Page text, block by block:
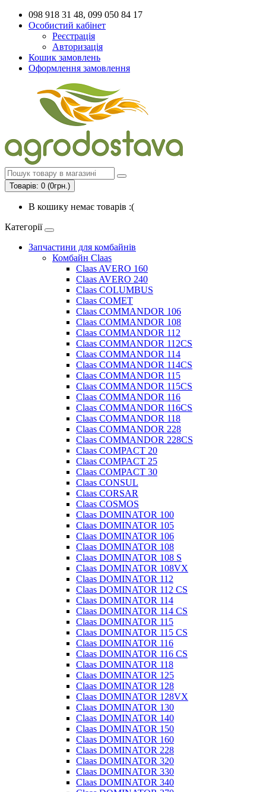
098 918 31 48, 099 050 84 17
Особистий кабінет
Реєстрація
Авторизація
Кошик замовлень
Оформлення замовлення
Товарів: 0 (0грн.)
В кошику немає товарів :(
Категорії
Запчастини для комбайнів
Комбайн Claas
Claas AVERO 160
Claas AVERO 240
Claas COLUMBUS
Claas COMET
Claas COMMANDOR 106
Claas COMMANDOR 108
Claas COMMANDOR 112
Claas COMMANDOR 112CS
Claas COMMANDOR 114
Claas COMMANDOR 114CS
Claas COMMANDOR 115
Claas COMMANDOR 115CS
Claas COMMANDOR 116
Claas COMMANDOR 116CS
Claas COMMANDOR 118
Claas COMMANDOR 228
Claas COMMANDOR 228CS
Claas COMPACT 20
Claas COMPACT 25
Claas COMPACT 30
Claas CONSUL
Claas CORSAR
Claas COSMOS
Claas DOMINATOR 100
Claas DOMINATOR 105
Claas DOMINATOR 106
Claas DOMINATOR 108
Claas DOMINATOR 108 S
Claas DOMINATOR 108VX
Claas DOMINATOR 112
Claas DOMINATOR 112 CS
Claas DOMINATOR 114
Claas DOMINATOR 114 CS
Claas DOMINATOR 115
Claas DOMINATOR 115 CS
Claas DOMINATOR 116
Claas DOMINATOR 116 CS
Claas DOMINATOR 118
Claas DOMINATOR 125
Claas DOMINATOR 128
Claas DOMINATOR 128VX
Claas DOMINATOR 130
Claas DOMINATOR 140
Claas DOMINATOR 150
Claas DOMINATOR 160
Claas DOMINATOR 228
Claas DOMINATOR 320
Claas DOMINATOR 330
Claas DOMINATOR 340